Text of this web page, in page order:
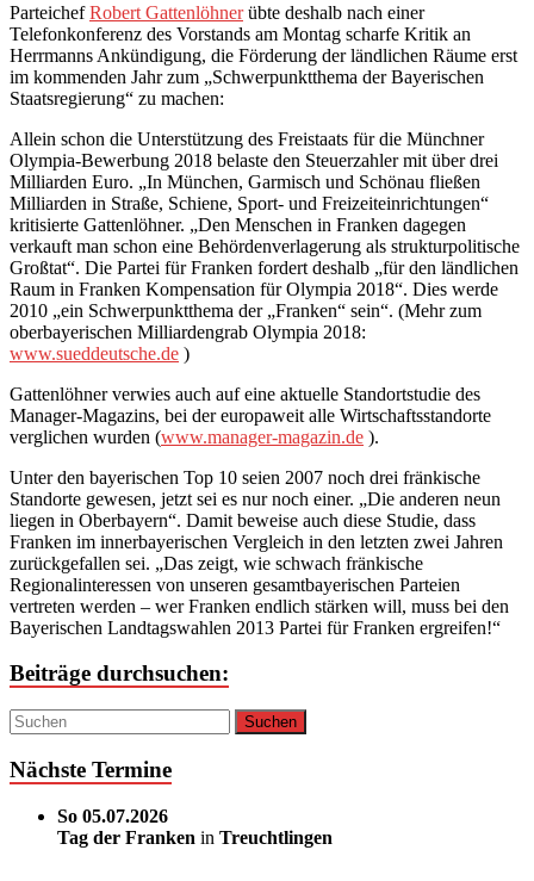
ParteichefRobert Gattenlöhnerübte deshalb nach einer
Telefonkonferenz des Vorstands am Montag scharfe Kritik an
Herrmanns Ankündigung, die Förderung der ländlichen Räume erst
im kommenden Jahr zum „Schwerpunktthema der Bayerischen
Staatsregierung“ zu machen:
Allein schon die Unterstützung des Freistaats für die Münchner
Olympia-Bewerbung 2018 belaste den Steuerzahler mit über drei
Milliarden Euro. „In München, Garmisch und Schönau fließen
Milliarden in Straße, Schiene, Sport- und Freizeiteinrichtungen“
kritisierte Gattenlöhner. „Den Menschen in Franken dagegen
verkauft man schon eine Behördenverlagerung als strukturpolitische
Großtat“. Die Partei für Franken fordert deshalb „für den ländlichen
Raum in Franken Kompensation für Olympia 2018“. Dies werde
2010 „ein Schwerpunktthema der „Franken“ sein“. (Mehr zum
oberbayerischen Milliardengrab Olympia 2018:
www.sueddeutsche.de )
Gattenlöhner verwies auch auf eine aktuelle Standortstudie des
Manager-Magazins, bei der europaweit alle Wirtschaftsstandorte
verglichen wurden (www.manager-magazin.de ).
Unter den bayerischen Top 10 seien 2007 noch drei fränkische
Standorte gewesen, jetzt sei es nur noch einer. „Die anderen neun
liegen in Oberbayern“. Damit beweise auch diese Studie, dass
Franken im innerbayerischen Vergleich in den letzten zwei Jahren
zurückgefallen sei. „Das zeigt, wie schwach fränkische
Regionalinteressen von unseren gesamtbayerischen Parteien
vertreten werden – wer Franken endlich stärken will, muss bei den
Bayerischen Landtagswahlen 2013 Partei für Franken ergreifen!“
Beiträge durchsuchen:
Nächste Termine
So 05.07.2026
Tag der Franken in Treuchtlingen